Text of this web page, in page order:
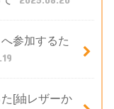
参加するた
[紬レザーか